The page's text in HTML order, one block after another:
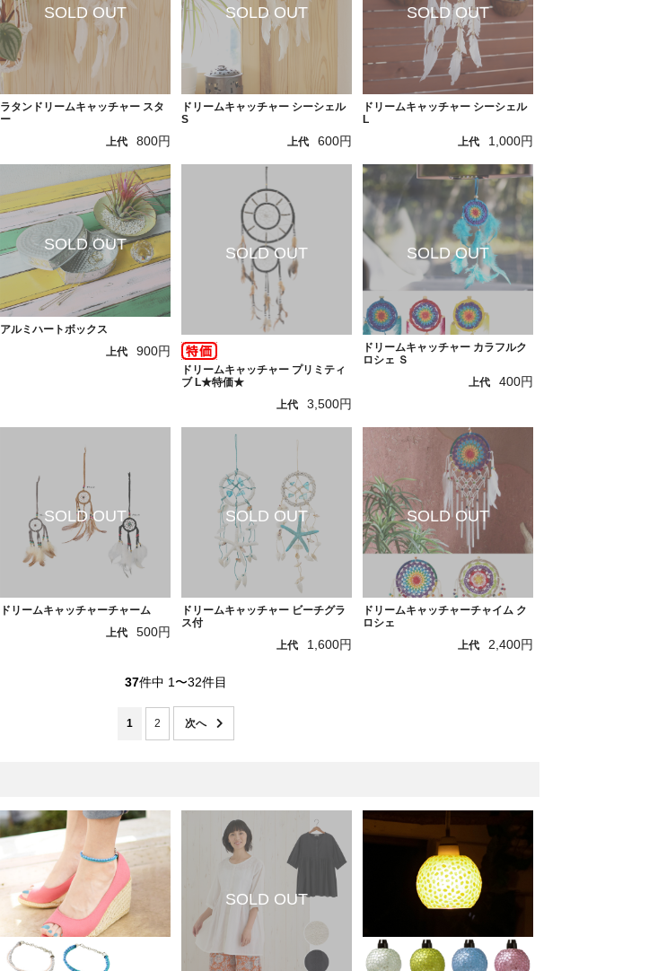
ラタンドリームキャッチャー スタ
ー
上代
800円
ドリームキャッチャー シーシェル
S
上代
600円
ドリームキャッチャー シーシェル
L
上代
1,000円
アルミハートボックス
上代
900円
ドリームキャッチャー プリミティ
ブ L★特価★
上代
3,500円
ドリームキャッチャー カラフルク
ロシェ Ｓ
上代
400円
ドリームキャッチャーチャーム
上代
500円
ドリームキャッチャー ビーチグラ
ス付
上代
1,600円
ドリームキャッチャーチャイム ク
ロシェ
上代
2,400円
37件中 1〜32件目
1 2